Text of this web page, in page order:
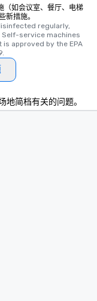
（如会议室、餐厅、电梯
新措施。
regularly,
service machines
approved by the EPA
地简档有关的问题。